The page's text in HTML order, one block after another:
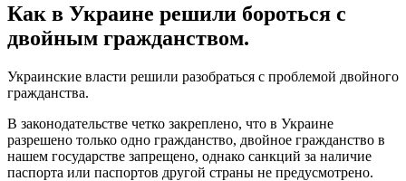
Как в Украине решили бороться с
двойным гражданством.
Украинские власти решили разобраться с проблемой двойного
гражданства.
В законодательстве четко закреплено, что в Украине
разрешено только одно гражданство, двойное гражданство в
нашем государстве запрещено, однако санкций за наличие
паспорта или паспортов другой страны не предусмотрено.